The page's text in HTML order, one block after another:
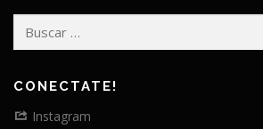
CONECTATE!
Instagram